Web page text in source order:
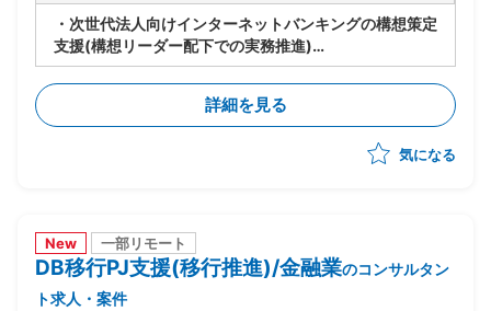
・次世代法人向けインターネットバンキングの構想策定
支援(構想リーダー配下での実務推進)
・外部環境(全銀仕様/競合他社/AI等技術動向)を踏まえ
たあるべき業務姿の検討
・上記を実現するTo-Beアーキテクチャの立案
・銀行企画部門に入り込み/調査/論点整理/構想書作成
詳細を見る
気になる
New 一部リモート
DB移行PJ支援(移行推進)/金融業のコンサルタン
ト求人・案件